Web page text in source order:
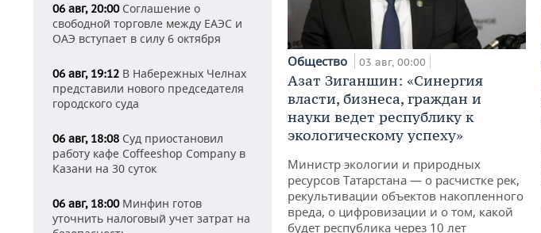
06 авг, 20:00Соглашение о
свободной торговле между ЕАЭС и
ОАЭ вступает в силу 6 октября
06 авг, 19:12 В Набережных Челнах
представили нового председателя
городского суда
06 авг, 18:08 Суд приостановил
работу кафе Coffeeshop Company в
Казани на 30 суток
06 авг, 18:00Минфин готов
уточнить налоговый учет затрат на
Общество 03 авг, 00:00
Азат Зиганшин: «Синергия
власти, бизнеса, граждан и
науки ведет республику к
экологическому успеху»
Министр экологии и природных
ресурсов Татарстана — о расчистке рек,
рекультивации объектов накопленного
вреда, о цифровизации и о том, какой
будет республика через 10 лет